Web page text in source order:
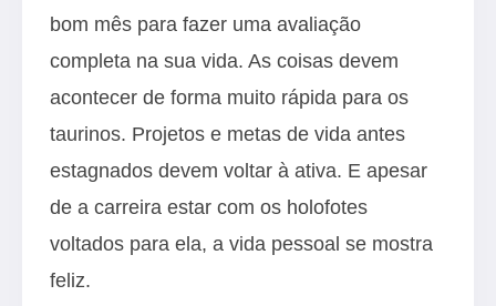
bom mês para fazer uma avaliação
completa na sua vida. As coisas devem
acontecer de forma muito rápida para os
taurinos. Projetos e metas de vida antes
estagnados devem voltar à ativa. E apesar
de a carreira estar com os holofotes
voltados para ela, a vida pessoal se mostra
feliz.